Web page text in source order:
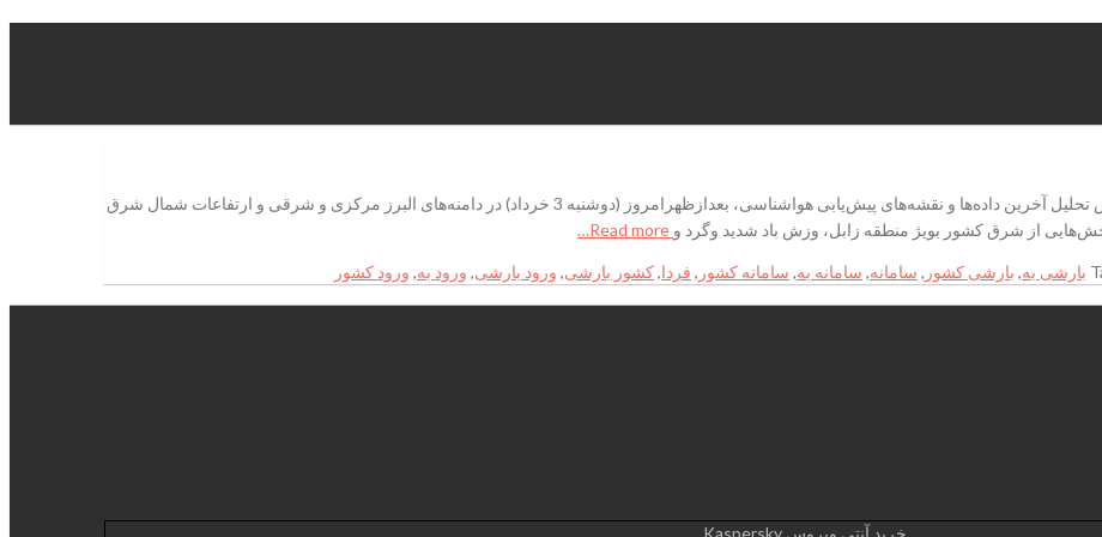
ورود سامانه بارشی فردا به کشور احد وظیفه گفت: بر اساس تحلیل آخرین داده‌ها و نقشه‌های پیش‌یابی هواشناسی، بعدازظهرامروز (دوشنبه 3 خرداد) در دامنه‌های البرز مرکزی و شرقی و ارتفاعات شمال شرق
از شرق کشور بویژ منطقه زابل، وزش باد شدید وگرد و
بارشی به, بارشی کشور , سامانه, سامانه به, سامانه کشور , فردا,کشور بارشی, ورود بارشی, ورود به, ورود کشور
خرید آنتی ویروس Kaspersky